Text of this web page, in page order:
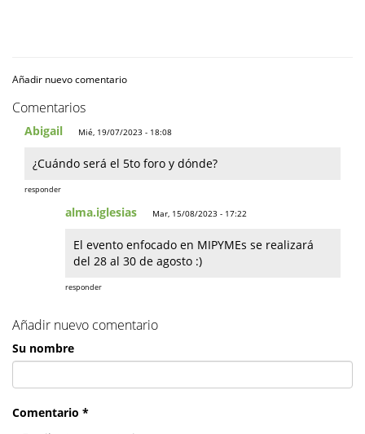
Añadir nuevo comentario
Comentarios
Abigail Mié, 19/07/2023 - 18:08
¿Cuándo será el 5to foro y dónde?
responder
alma.iglesias Mar, 15/08/2023 - 17:22
El evento enfocado en MIPYMEs se realizará
del 28 al 30 de agosto :)
responder
Añadir nuevo comentario
Su nombre
Comentario *